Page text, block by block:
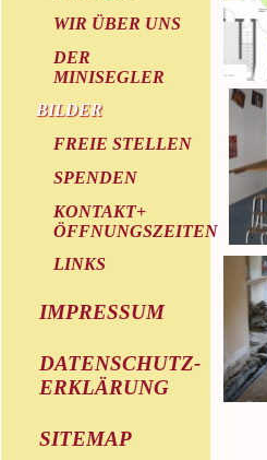
WIR ÜBER UNS
DER
MINISEGLER
BILDER
FREIE STELLEN
SPENDEN
KONTAKT+
ÖFFNUNGSZEITEN
LINKS
IMPRESSUM
DATENSCHUTZ-
ERKLÄRUNG
SITEMAP